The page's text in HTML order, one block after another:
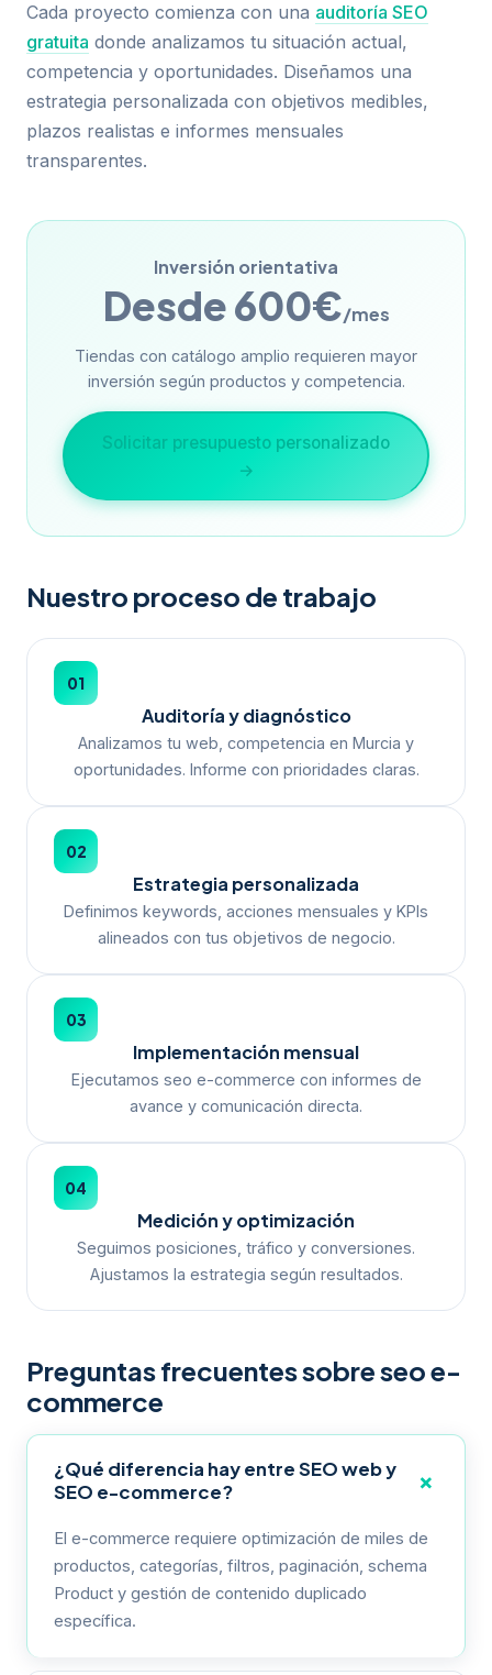
Cada proyecto comienza con una auditoría SEO
gratuita donde analizamos tu situación actual,
competencia y oportunidades. Diseñamos una
estrategia personalizada con objetivos medibles,
plazos realistas e informes mensuales
transparentes.
Inversión orientativa
Desde 600€/mes
Tiendas con catálogo amplio requieren mayor
inversión según productos y competencia.
Solicitar presupuesto personalizado
→
Nuestro proceso de trabajo
01
Auditoría y diagnóstico
Analizamos tu web, competencia en Murcia y
oportunidades. Informe con prioridades claras.
02
Estrategia personalizada
Definimos keywords, acciones mensuales y KPIs
alineados con tus objetivos de negocio.
03
Implementación mensual
Ejecutamos seo e-commerce con informes de
avance y comunicación directa.
04
Medición y optimización
Seguimos posiciones, tráfico y conversiones.
Ajustamos la estrategia según resultados.
Preguntas frecuentes sobre seo e-
commerce
¿Qué diferencia hay entre SEO web y
SEO e-commerce?
El e-commerce requiere optimización de miles de
productos, categorías, filtros, paginación, schema
Product y gestión de contenido duplicado
específica.